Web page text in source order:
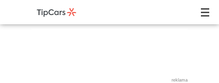
reklama